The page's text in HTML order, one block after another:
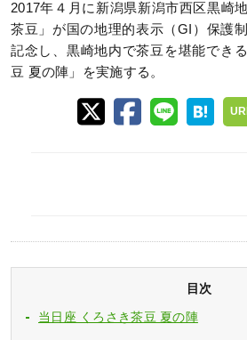
2017年４月に新潟県新潟市西区黒崎
茶豆」が国の地理的表示（GI）保護
記念し、黒崎地内で茶豆を堪能でき
豆 夏の陣」を実施する。
目次
当日座 くろさき茶豆 夏の陣